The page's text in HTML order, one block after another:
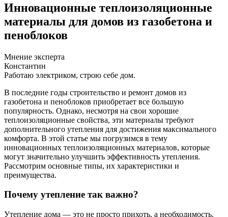
Инновационные теплоизоляционные
материалы для домов из газобетона и
пеноблоков
Мнение эксперта
Константин
Работаю электриком, строю себе дом.
В последние годы строительство и ремонт домов из
газобетона и пеноблоков приобретает все большую
популярность. Однако, несмотря на свои хорошие
теплоизоляционные свойства, эти материалы требуют
дополнительного утепления для достижения максимального
комфорта. В этой статье мы погрузимся в тему
инновационных теплоизоляционных материалов, которые
могут значительно улучшить эффективность утепления.
Рассмотрим основные типы, их характеристики и
преимущества.
Почему утепление так важно?
Утепление дома — это не просто прихоть, а необходимость.